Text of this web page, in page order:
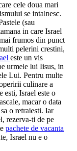
cele doua mari
se intalnesc.
(sau
in care Israel
frumos din punct
pelerini crestini,
este un vis
urmele lui Iisus, in
Lui. Pentru multe
culinare a
esti, Israel este o
macar o data
o retraiesti. Iar
rezerva-ti de pe
pachete de vacanta
Israel nu e o